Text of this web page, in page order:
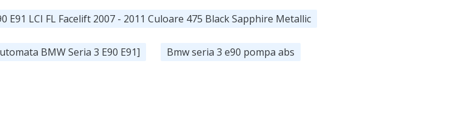
LCI FL Facelift 2007 - 2011 Culoare 475 Black Sapphire Metallic
BMW Seria 3 E90 E91] Bmw seria 3 e90 pompa abs